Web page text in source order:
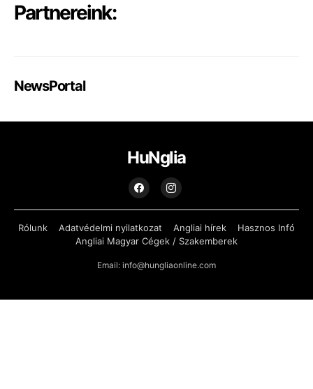
Partnereink:
NewsPortal
HuNglia
Rólunk Adatvédelmi nyilatkozat Angliai hírek
Hasznos Infó
Angliai Magyar Cégek / Szakemberek
Email: info@hungliaonline.com